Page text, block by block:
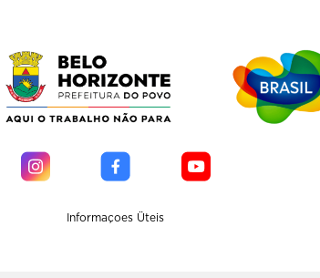
Informaçoes Üteis